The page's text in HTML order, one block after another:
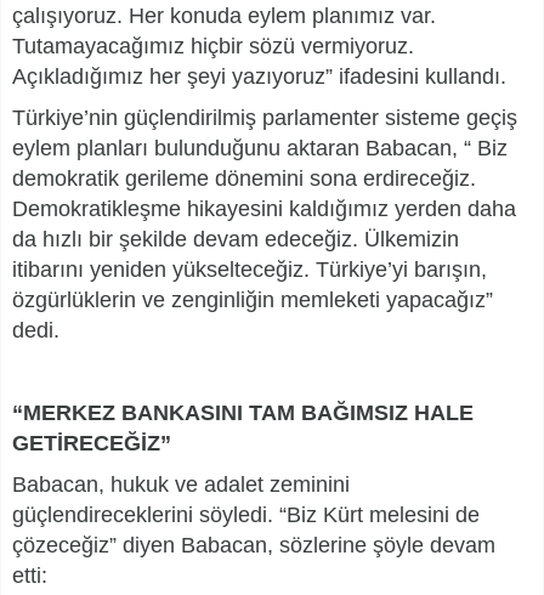
çalışıyoruz. Her konuda eylem planımız var.
Tutamayacağımız hiçbir sözü vermiyoruz.
Açıkladığımız her şeyi yazıyoruz” ifadesini kullandı.
Türkiye’nin güçlendirilmiş parlamenter sisteme geçiş
eylem planları bulunduğunu aktaran Babacan, “ Biz
demokratik gerileme dönemini sona erdireceğiz.
Demokratikleşme hikayesini kaldığımız yerden daha
da hızlı bir şekilde devam edeceğiz. Ülkemizin
itibarını yeniden yükselteceğiz. Türkiye’yi barışın,
özgürlüklerin ve zenginliğin memleketi yapacağız”
dedi.
“MERKEZ BANKASINI TAM BAĞIMSIZ HALE
GETİRECEĞİZ”
Babacan, hukuk ve adalet zeminini
güçlendireceklerini söyledi. “Biz Kürt melesini de
çözeceğiz” diyen Babacan, sözlerine şöyle devam
etti: